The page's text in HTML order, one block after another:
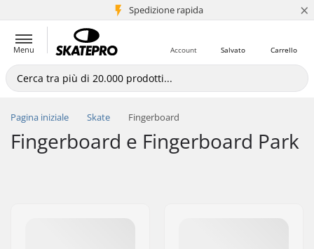
Spedizione rapida
+5 mln di clienti ×
Menu Carrello
Salvato
Account
Pagina iniziale Skate Fingerboard
Fingerboard e Fingerboard Park